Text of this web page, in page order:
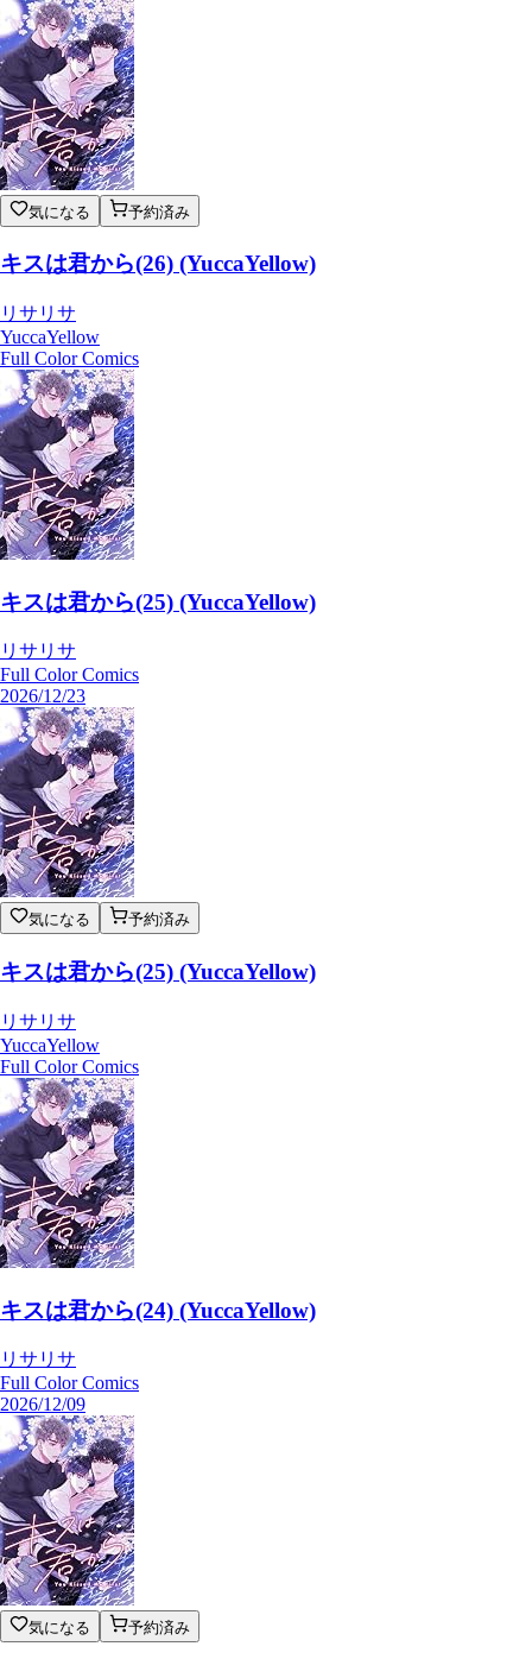
気になる 予約済み
キスは君から(26) (YuccaYellow)
リサリサ
YuccaYellow
Full Color Comics
キスは君から(25) (YuccaYellow)
リサリサ
Full Color Comics
2026/12/23
気になる 予約済み
キスは君から(25) (YuccaYellow)
リサリサ
YuccaYellow
Full Color Comics
キスは君から(24) (YuccaYellow)
リサリサ
Full Color Comics
2026/12/09
気になる 予約済み